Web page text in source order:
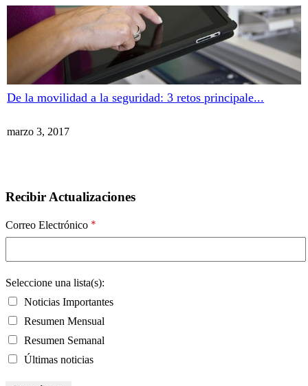
De la movilidad a la seguridad: 3 retos principale...
marzo 3, 2017
Recibir Actualizaciones
Correo Electrónico *
Seleccione una lista(s):
Noticias Importantes
Resumen Mensual
Resumen Semanal
Últimas noticias